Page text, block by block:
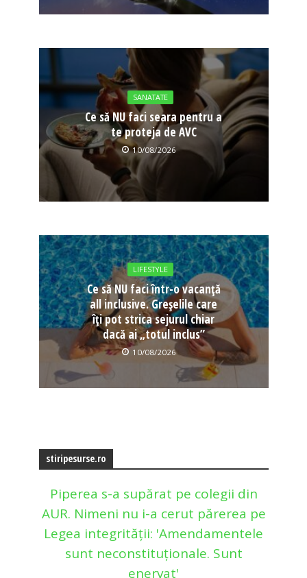
SANATATE
Ce să NU faci seara pentru a
te proteja de AVC
10/08/2026
LIFESTYLE
Ce să NU faci într-o vacanță
all inclusive. Greșelile care
îți pot strica sejurul chiar
dacă ai „totul inclus”
10/08/2026
stiripesurse.ro
Piperea s-a supărat pe colegii din
AUR. Nimeni nu i-a cerut părerea pe
Legea integrității: 'Amendamentele
sunt neconstituționale. Sunt
enervat'